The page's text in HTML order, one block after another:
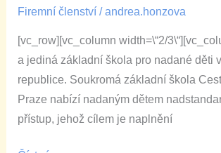
Firemní členství/andrea.honzova
[vc_row][vc_column width=\“2/
a jediná základní škola pro nadané děti
republice. Soukromá základní škola
Praze nabízí nadaným dětem
přístup, jehož cílem je naplnění
členem
BPWCR